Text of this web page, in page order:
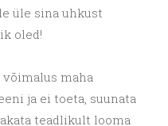
üle sina uhkust
oled!
võimalus maha
ja ei toeta, suunata
teadlikult looma